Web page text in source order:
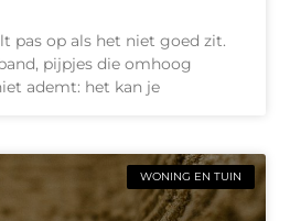
pas op als het niet goed zit.
pijpjes die omhoog
ademt: het kan je
WONING EN TUIN